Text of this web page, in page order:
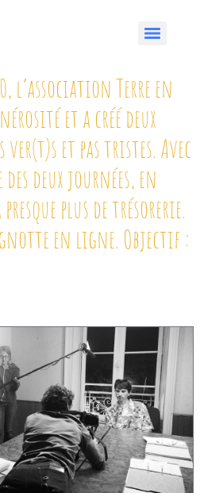
l’association Terre en
et a créé deux
ver(t)s et pas tristes. Avec
deux journées, en
presque plus de trésorerie.
en ligne. Objectif :